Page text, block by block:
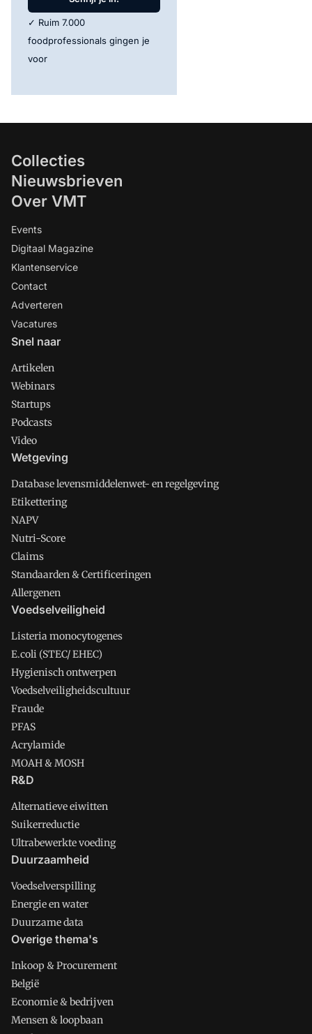
✓ Ruim 7.000
foodprofessionals gingen je
voor
Collecties
Nieuwsbrieven
Over VMT
Events
Digitaal Magazine
Klantenservice
Contact
Adverteren
Vacatures
Snel naar
Artikelen
Webinars
Startups
Podcasts
Video
Wetgeving
Database levensmiddelenwet- en regelgeving
Etikettering
NAPV
Nutri-Score
Claims
Standaarden & Certificeringen
Allergenen
Voedselveiligheid
Listeria monocytogenes
E.coli (STEC/ EHEC)
Hygienisch ontwerpen
Voedselveiligheidscultuur
Fraude
PFAS
Acrylamide
MOAH & MOSH
R&D
Alternatieve eiwitten
Suikerreductie
Ultrabewerkte voeding
Duurzaamheid
Voedselverspilling
Energie en water
Duurzame data
Overige thema's
Inkoop & Procurement
België
Economie & bedrijven
Mensen & loopbaan